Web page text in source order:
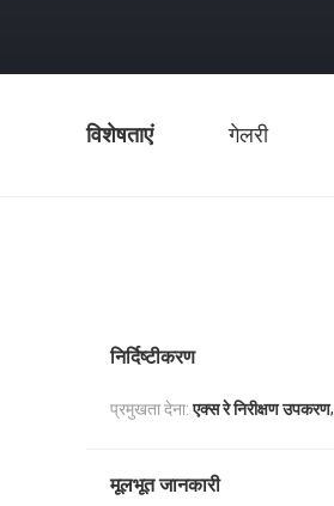
विशेषताएं गेलरी
निर्दिष्टीकरण
प्रमुखता देना: एक्स रे निरीक्षण उपकरण,
मूलभूत जानकारी